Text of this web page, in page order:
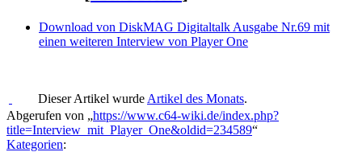
Download von DiskMAG Digitaltalk Ausgabe Nr.69 mit
einen weiteren Interview von Player One
Dieser Artikel wurde Artikel des Monats.
Abgerufen von „https://www.c64-wiki.de/index.php?
title=Interview_mit_Player_One&oldid=234589“
Kategorien: